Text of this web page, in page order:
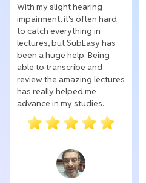
With my slight hearing
impairment, it's often hard
to catch everything in
lectures, but SubEasy has
been a huge help. Being
able to transcribe and
review the amazing lectures
has really helped me
advance in my studies.